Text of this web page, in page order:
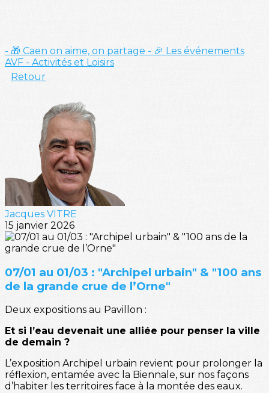
- 🎁 Caen on aime, on partage - 🎉 Les événements
AVF - Activités et Loisirs
Retour
Jacques VITRE
15 janvier 2026
07/01 au 01/03 : "Archipel urbain" & "100 ans
de la grande crue de l’Orne"
Deux expositions au Pavillon :
Et si l’eau devenait une alliée pour penser la ville
de demain ?
L’exposition Archipel urbain revient pour prolonger la
réflexion, entamée avec la Biennale, sur nos façons
d’habiter les territoires face à la montée des eaux.